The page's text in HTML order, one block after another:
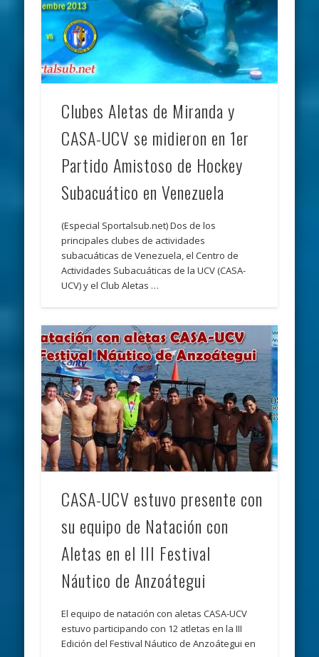
Clubes Aletas de Miranda y
CASA-UCV se midieron en 1er
Partido Amistoso de Hockey
Subacuático en Venezuela
(Especial Sportalsub.net) Dos de los
principales clubes de actividades
subacuáticas de Venezuela, el Centro de
Actividades Subacuáticas de la UCV (CASA-
UCV) y el Club Aletas …
CASA-UCV estuvo presente con
su equipo de Natación con
Aletas en el III Festival
Náutico de Anzoátegui
El equipo de natación con aletas CASA-UCV
estuvo participando con 12 atletas en la III
Edición del Festival Náutico de Anzoátegui en